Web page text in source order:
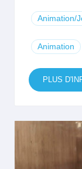
Animation/
Animation
PLUS